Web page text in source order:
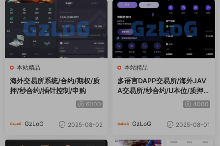
本站精品
海外交易所系统/合约/期权/质
押/秒合约/插针控制/申购
6000
GzLoG 2025-08-02
本站精品
多语言DAPP交易所/海外JAV
A交易所/秒合约/U本位/质押借
4000
GzLoG 2025-08-01